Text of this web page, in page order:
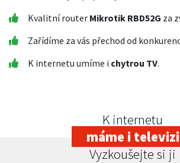
Kvalitní router Mikrotik RBD52G za
Zařídíme za vás přechod od
K internetu umíme i chytrou TV.
K internetu
máme i televizi
Vyzkoušejte si ji